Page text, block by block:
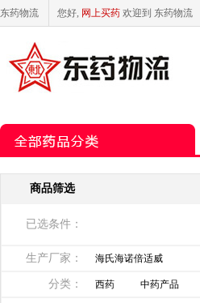
东药物流 您好, 网上买药 欢迎到 东药物流
商品筛选
已选条件：
生产厂家： 海氏海诺倍适威
分类： 西药 中药产品